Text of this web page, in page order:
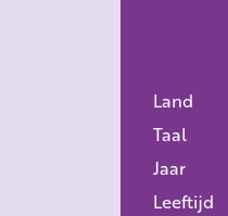
Land
Taal
Jaar
Leeftijd